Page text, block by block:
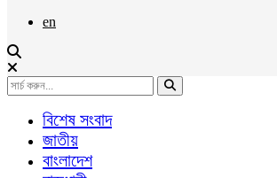
en
বিশেষ সংবাদ
জাতীয়
বাংলাদেশ